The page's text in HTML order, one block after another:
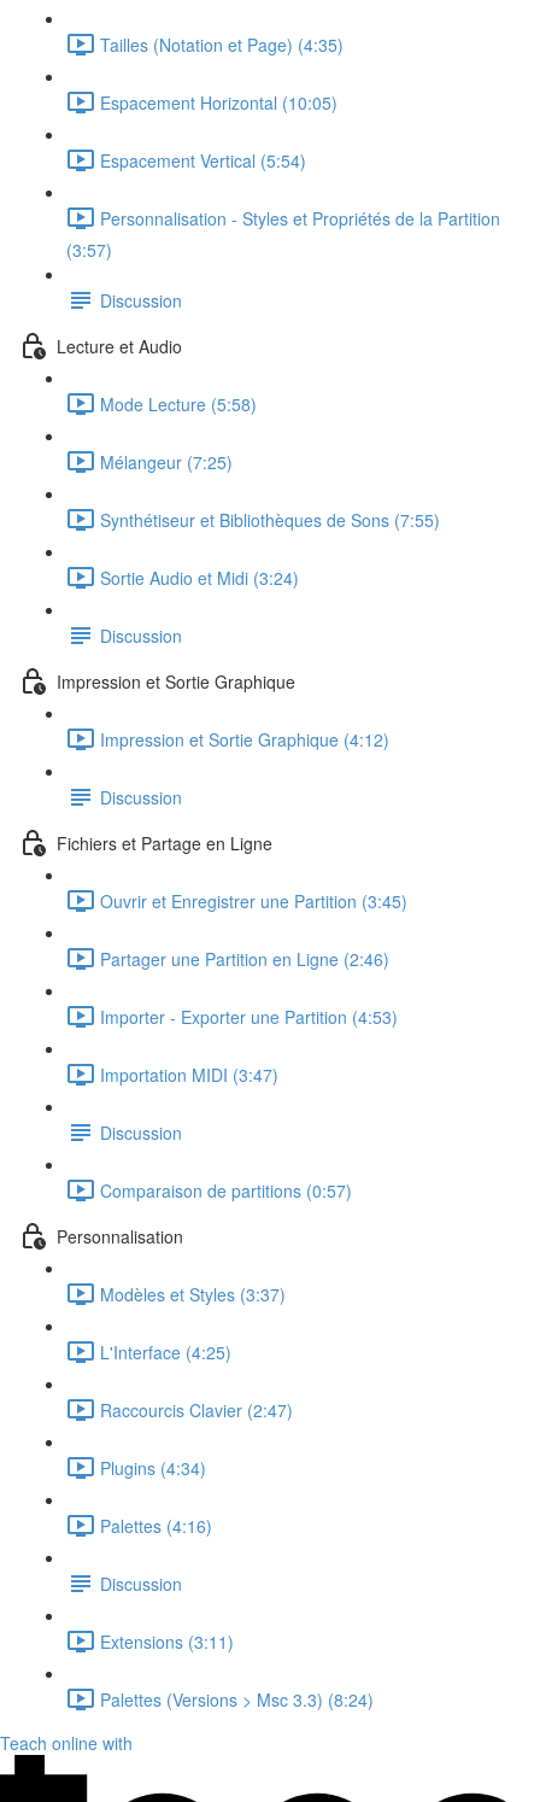
Tailles (Notation et Page) (4:35)
Espacement Horizontal (10:05)
Espacement Vertical (5:54)
Personnalisation - Styles et Propriétés de la Partition
(3:57)
Discussion
Lecture et Audio
Mode Lecture (5:58)
Mélangeur (7:25)
Synthétiseur et Bibliothèques de Sons (7:55)
Sortie Audio et Midi (3:24)
Discussion
Impression et Sortie Graphique
Impression et Sortie Graphique (4:12)
Discussion
Fichiers et Partage en Ligne
Ouvrir et Enregistrer une Partition (3:45)
Partager une Partition en Ligne (2:46)
Importer - Exporter une Partition (4:53)
Importation MIDI (3:47)
Discussion
Comparaison de partitions (0:57)
Personnalisation
Modèles et Styles (3:37)
L'Interface (4:25)
Raccourcis Clavier (2:47)
Plugins (4:34)
Palettes (4:16)
Discussion
Extensions (3:11)
Palettes (Versions > Msc 3.3) (8:24)
Teach online with